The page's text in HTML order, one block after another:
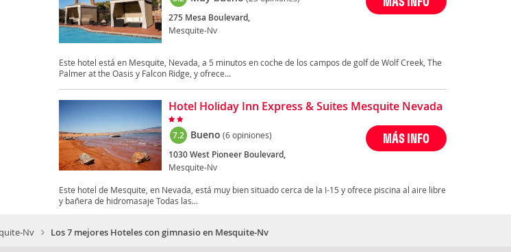
275 Mesa Boulevard,
Mesquite-Nv
Este hotel está en Mesquite, Nevada, a 5 minutos en coche de los campos de golf de Wolf Creek, The
Palmer at the Oasis y Falcon Ridge, y ofrece...
Hotel Holiday Inn Express & Suites Mesquite Nevada
7.2 Bueno (6 opiniones)
1030 West Pioneer Boulevard,
Mesquite-Nv
MÁS INFO
Este hotel de Mesquite, en Nevada, está muy bien situado cerca de la I-15 y ofrece piscina al aire libre
y bañera de hidromasaje Todas las...
Nv Los 7 mejores Hoteles con gimnasio en Mesquite-Nv